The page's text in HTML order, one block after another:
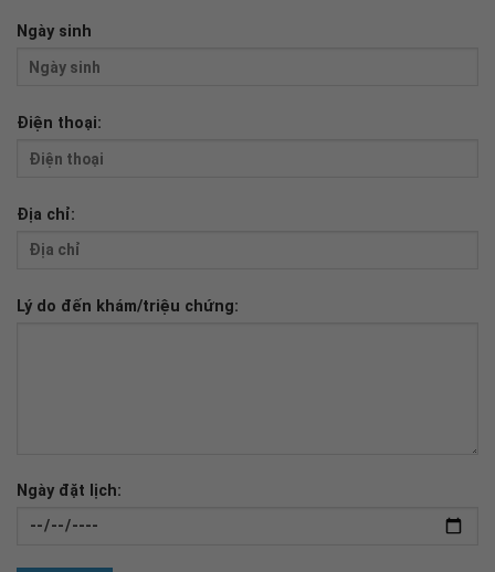
Ngày sinh
Điện thoại:
Địa chỉ:
Lý do đến khám/triệu chứng:
Ngày đặt lịch: